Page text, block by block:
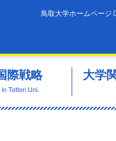
鳥取大学ホームページ
際戦略
Tottori Uni.
大学